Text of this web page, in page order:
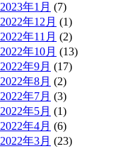
2023年1月 (7)
2022年12月 (1)
2022年11月 (2)
2022年10月 (13)
2022年9月 (17)
2022年8月 (2)
2022年7月 (3)
2022年5月 (1)
2022年4月 (6)
2022年3月 (23)